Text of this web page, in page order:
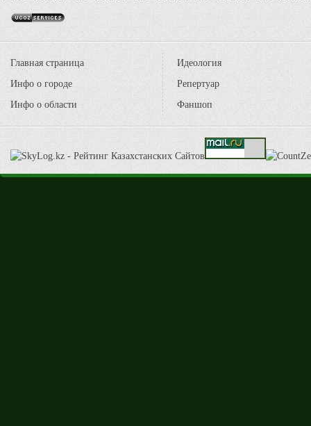
Главная страница
Инфо о городе
Инфо о области
Идеология
Репертуар
Фаншоп